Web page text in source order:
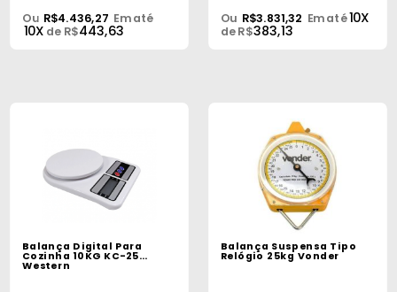
Ou R$4.436,27 Em até
10X de R$443,63
Ou R$3.831,32 Em até10X
de R$383,13
Balança Digital Para
Cozinha 10KG KC-25
Western
Balança Suspensa Tipo
Relógio 25kg Vonder